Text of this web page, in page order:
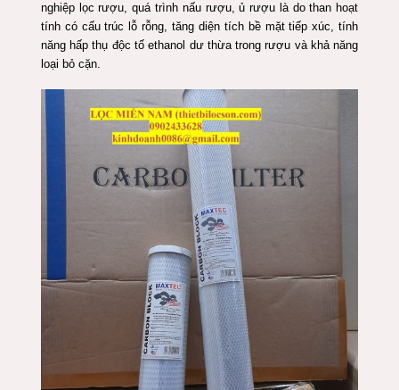
nghiệp lọc rượu, quá trình nấu rượu, ủ rượu là do than hoạt
tính có cấu trúc lỗ rỗng, tăng diện tích bề mặt tiếp xúc, tính
năng hấp thụ độc tố ethanol dư thừa trong rượu và khả năng
loại bỏ cặn.